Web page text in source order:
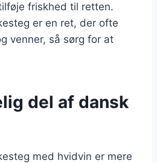
friskhed til retten.
er en ret, der ofte
venner, så sørg for at
del af dansk
med hvidvin er mere